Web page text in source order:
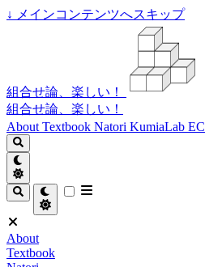
↓ メインコンテンツへスキップ
組合せ論、楽しい！
組合せ論、楽しい！
About Textbook Natori KumiaLab EC
About
Textbook